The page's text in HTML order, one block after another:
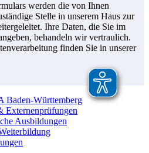
werden die von Ihnen
Stelle in unserem Haus zur
Ihre Daten, die Sie im
behandeln wir vertraulich.
finden Sie in unserer
Baden-Württemberg
Externenprüfungen
Ausbildungen